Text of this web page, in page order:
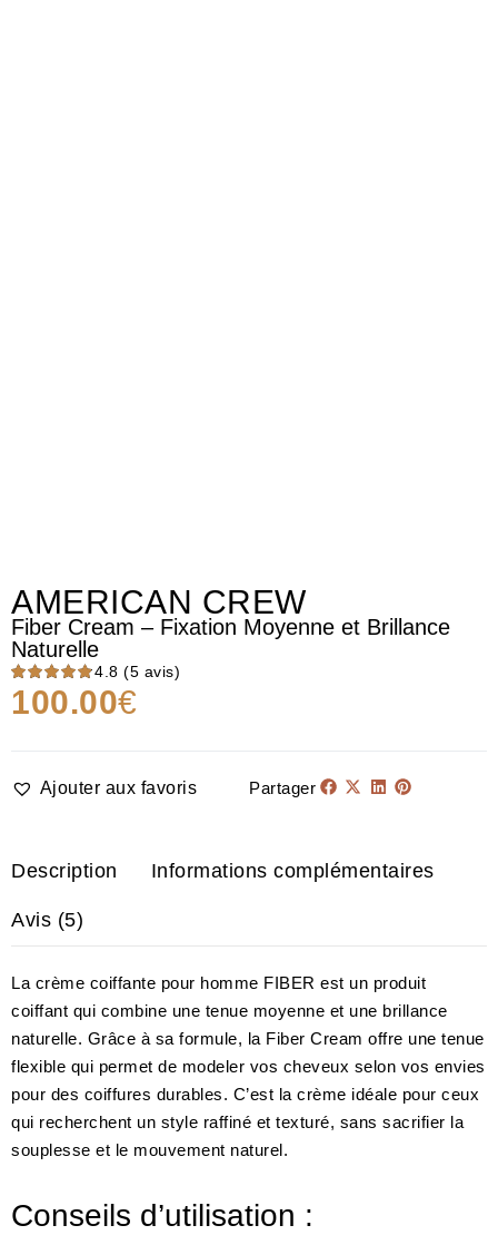
AMERICAN CREW
Fiber Cream – Fixation Moyenne et Brillance
Naturelle
Note
4.80sur 5
4.8 (5 avis)
100.00€
Ajouter aux favoris Partager
Description Informations complémentaires
Avis (5)
La crème coiffante pour homme FIBER est un produit
coiffant qui combine une tenue moyenne et une brillance
naturelle. Grâce à sa formule, la Fiber Cream offre une tenue
flexible qui permet de modeler vos cheveux selon vos envies
pour des coiffures durables. C’est la crème idéale pour ceux
qui recherchent un style raffiné et texturé, sans sacrifier la
souplesse et le mouvement naturel.
Conseils d’utilisation :